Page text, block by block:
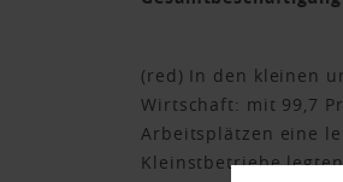
(red) In den kleinen
Wirtschaft: mit 99,7
Arbeitsplätzen eine
Kleinstbetriebe